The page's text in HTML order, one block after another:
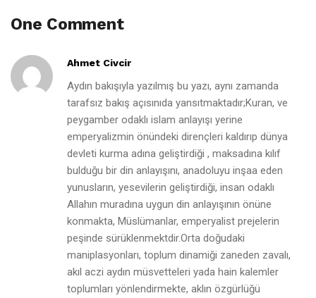
One Comment
Ahmet Civcir
Aydın bakışıyla yazılmış bu yazı, aynı zamanda
tarafsız bakış açısınıda yansıtmaktadır;Kuran, ve
peygamber odaklı islam anlayışı yerine
emperyalizmin önündeki dirençleri kaldırıp dünya
devleti kurma adına geliştirdiği , maksadına kılıf
bulduğu bir din anlayışını, anadoluyu inşaa eden
yunusların, yesevilerin geliştirdiği, insan odaklı
Allahın muradına uygun din anlayışının önüne
konmakta, Müslümanlar, emperyalist prejelerin
peşinde sürüklenmektdir.Orta doğudaki
maniplasyonları, toplum dinamiği zaneden zavalı,
akıl aczi aydın müsvetteleri yada hain kalemler
toplumları yönlendirmekte, aklın özgürlüğü